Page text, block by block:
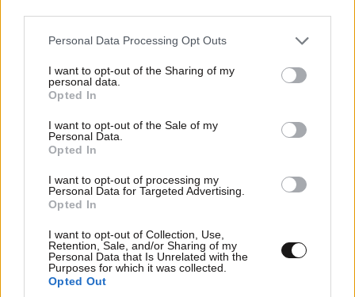
Please note that this website/app uses one or more Google
not limited to your visit or usage behaviour. You may click to
grant or deny consent to Google and its third-party tags to
use your data for below specified purposes in below Google
consent section.
Personal Data Processing Opt Outs
I want to opt-out of the Sharing of my
personal data.
Opted In
I want to opt-out of the Sale of my
Personal Data.
Opted In
I want to opt-out of processing my
Personal Data for Targeted Advertising.
Opted In
I want to opt-out of Collection, Use,
Retention, Sale, and/or Sharing of my
Personal Data that Is Unrelated with the
Purposes for which it was collected.
Opted Out